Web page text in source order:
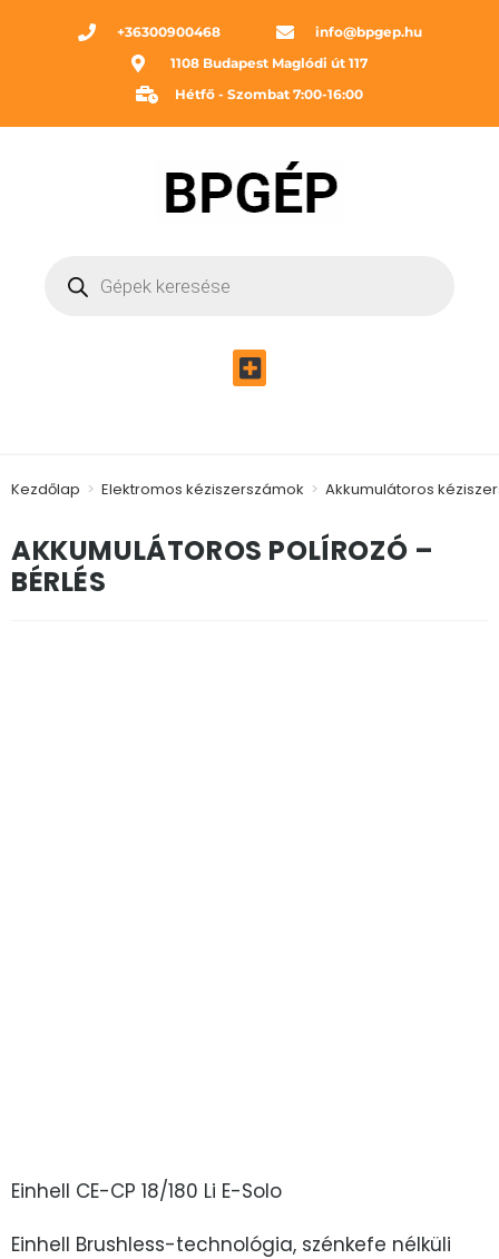
+36300900468
info@bpgep.hu
1108 Budapest Maglódi út 117
Hétfő - Szombat 7:00-16:00
Kezdőlap > Elektromos kéziszerszámok > Akkumulátoros
AKKUMULÁTOROS POLÍROZÓ –
BÉRLÉS
Einhell CE-CP 18/180 Li E-Solo
Einhell Brushless-technológia, szénkefe nélküli